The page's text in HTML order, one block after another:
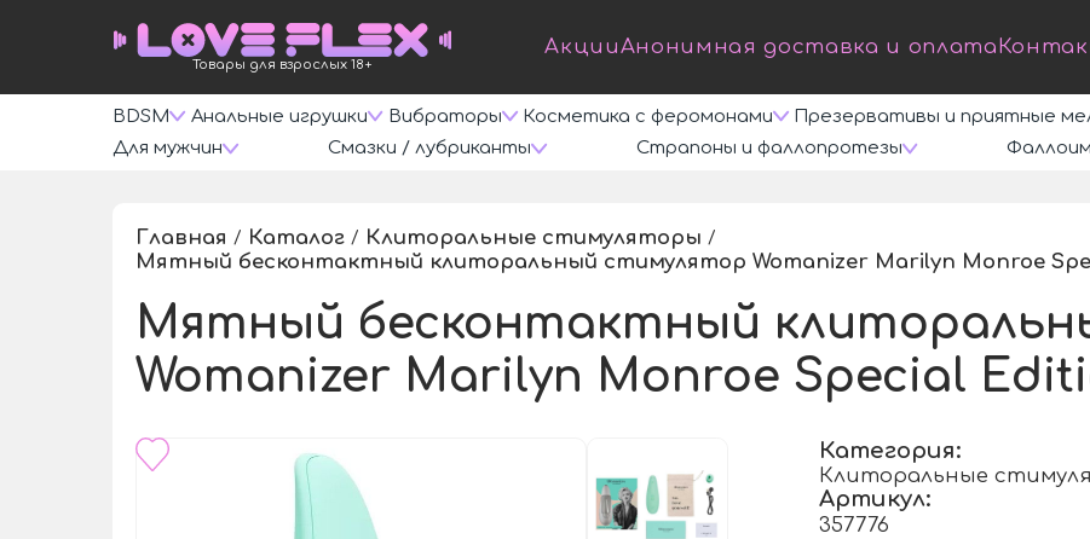
Товары для взрослых 18+
АкцииАнонимная доставка и оплата
BDSM Анальные игрушки Вибраторы Косметика с феромонами Презервативы и приятные
Для мужчин
Смазки / лубриканты Страпоны и фаллопротезы
Главная / Каталог / Клиторальные стимуляторы /
Мятный бесконтактный клиторальный стимулятор Womanizer Marilyn Monroe
Мятный бесконтактный
Womanizer Marilyn Monroe Special
Категория:
Клиторальные
Артикул:
357776